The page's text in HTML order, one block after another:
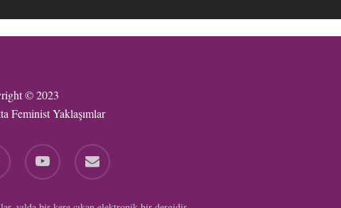
© 2023
Feminist Yaklaşımlar
youtube email